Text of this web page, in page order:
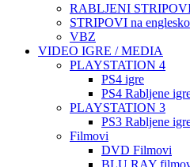
RABLJENI
STRIPOVI na
VBZ
VIDEO IGRE / MEDIA
PLAYSTATION 4
PS4 igre
PS4 Rabljene
PLAYSTATION 3
PS3 Rabljene
Filmovi
DVD Filmovi
BLU RAY